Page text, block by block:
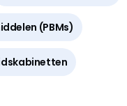
(PBMs)